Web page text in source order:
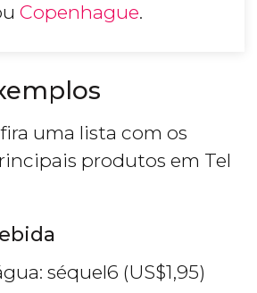
Copenhague.
uma lista com os
produtos em Tel
séquel6 (US$1,95)